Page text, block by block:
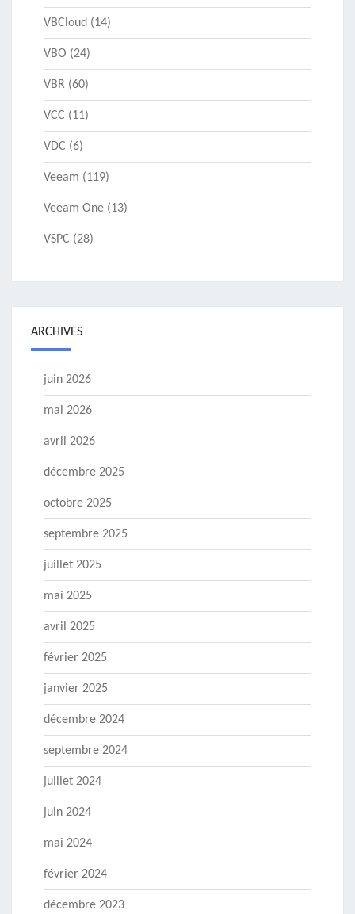
VBCloud (14)
VBO (24)
VBR (60)
VCC (11)
VDC (6)
Veeam (119)
Veeam One (13)
VSPC (28)
ARCHIVES
juin 2026
mai 2026
avril 2026
décembre 2025
octobre 2025
septembre 2025
juillet 2025
mai 2025
avril 2025
février 2025
janvier 2025
décembre 2024
septembre 2024
juillet 2024
juin 2024
mai 2024
février 2024
décembre 2023